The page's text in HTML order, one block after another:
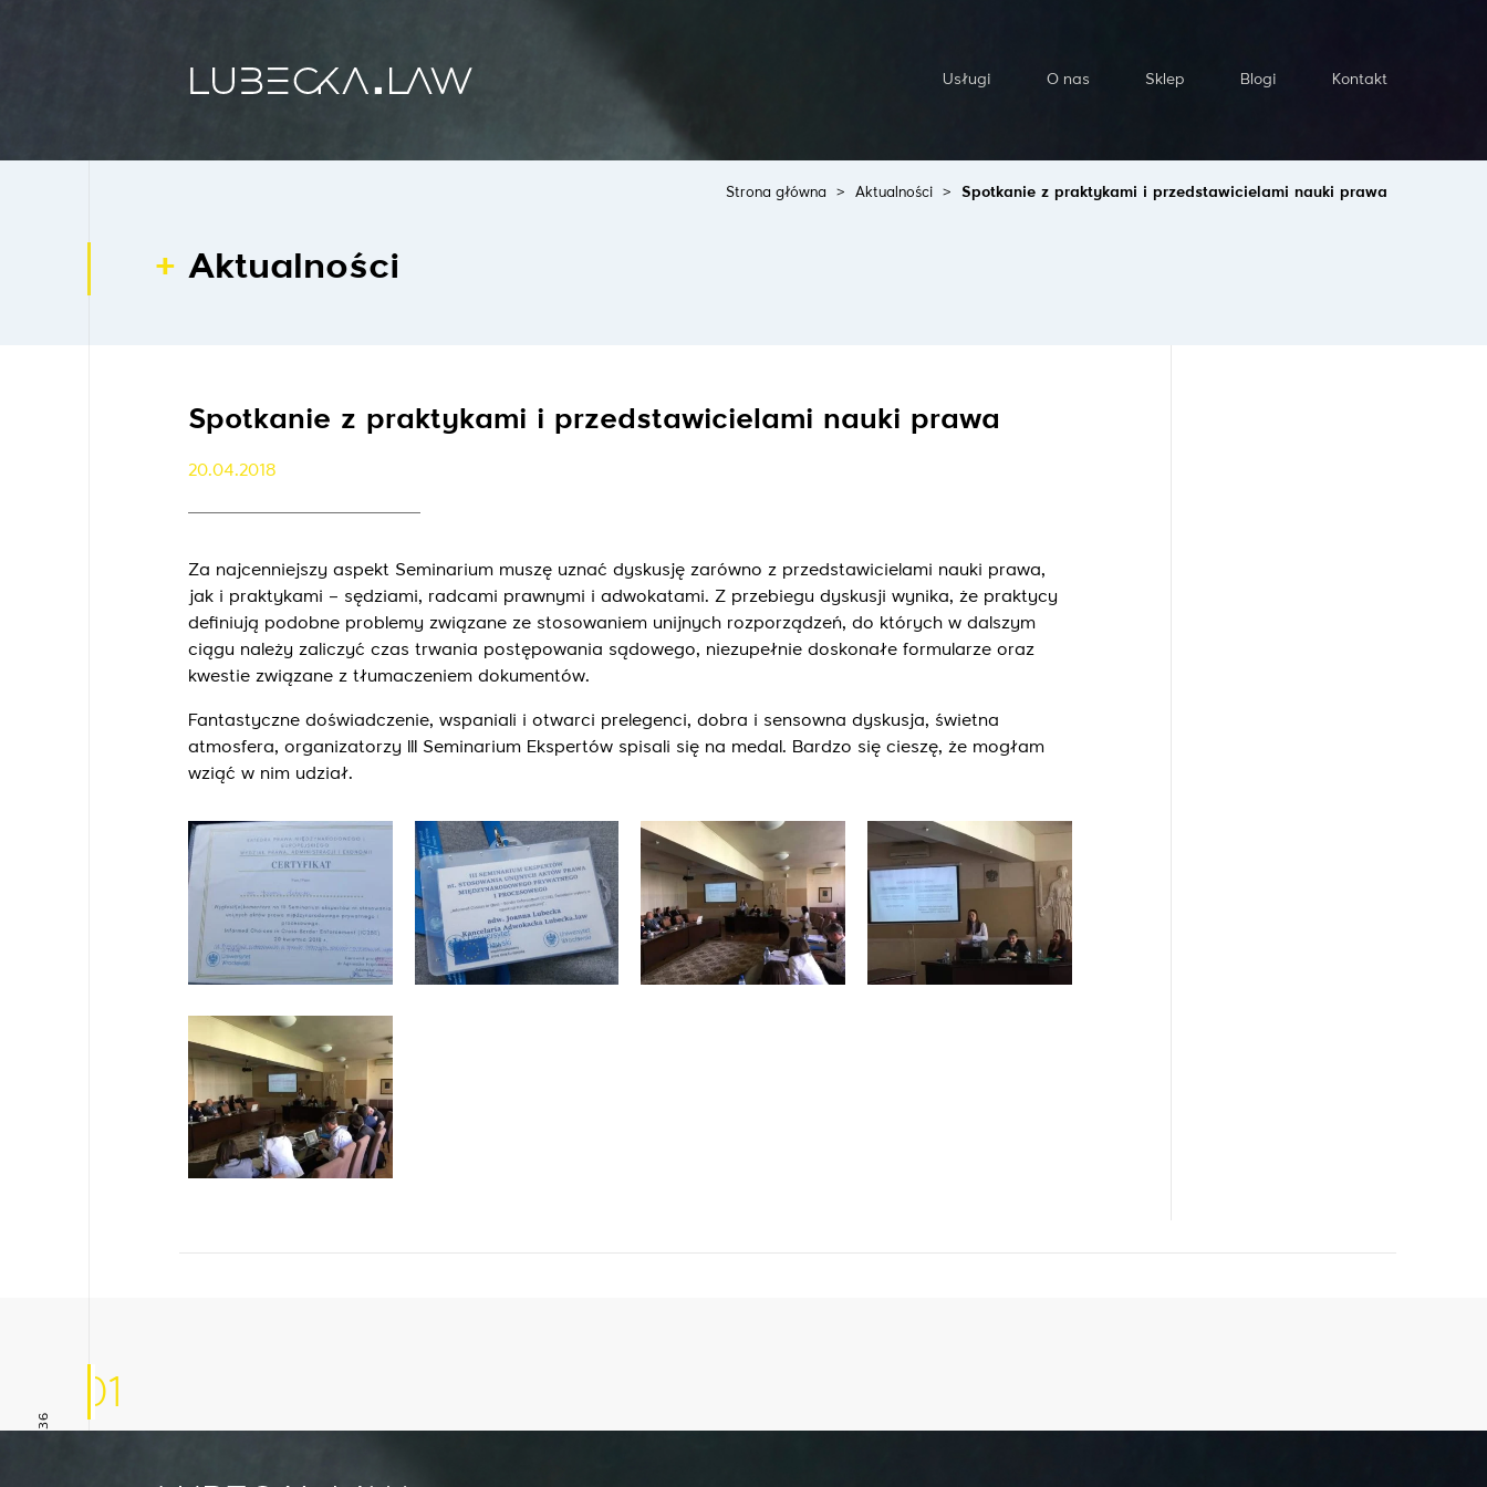
Usługi O nas Sklep Blogi Kontakt
Strona główna > Aktualności > Spotkanie z praktykami i przedstawicielami nauki prawa
Aktualności
Spotkanie z praktykami i przedstawicielami nauki prawa
20.04.2018
Za najcenniejszy aspekt Seminarium muszę uznać dyskusję zarówno z przedstawicielami nauki prawa,
jak i praktykami – sędziami, radcami prawnymi i adwokatami. Z przebiegu dyskusji wynika, że praktycy
definiują podobne problemy związane ze stosowaniem unijnych rozporządzeń, do których w dalszym
ciągu należy zaliczyć czas trwania postępowania sądowego, niezupełnie doskonałe formularze oraz
kwestie związane z tłumaczeniem dokumentów.
Fantastyczne doświadczenie, wspaniali i otwarci prelegenci, dobra i sensowna dyskusja, świetna
atmosfera, organizatorzy III Seminarium Ekspertów spisali się na medal. Bardzo się cieszę, że mogłam
wziąć w nim udział.
01